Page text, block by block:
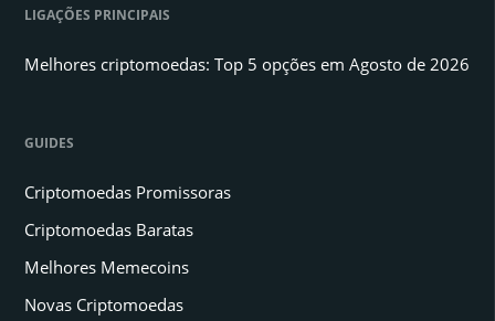
LIGAÇÕES PRINCIPAIS
Melhores criptomoedas: Top 5 opções em Agosto de 2026
GUIDES
Criptomoedas Promissoras
Criptomoedas Baratas
Melhores Memecoins
Novas Criptomoedas